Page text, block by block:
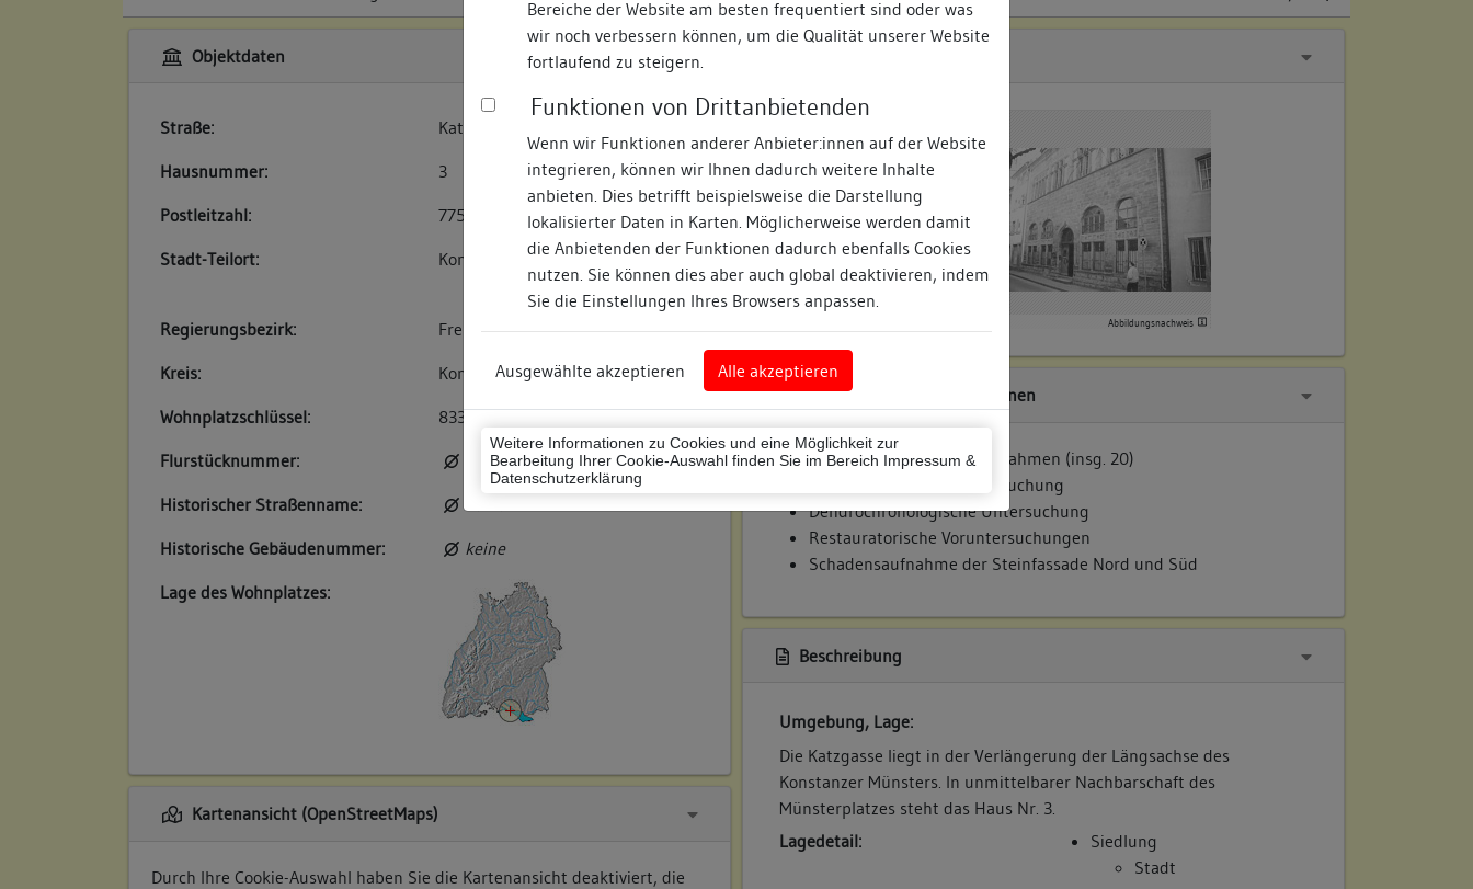
Bereiche der Website am besten frequentiert sind oder was
wir noch verbessern können, um die Qualität unserer Website
fortlaufend zu steigern.
Funktionen von Drittanbietenden
Wenn wir Funktionen anderer Anbieter:innen auf der Website
integrieren, können wir Ihnen dadurch weitere Inhalte
anbieten. Dies betrifft beispielsweise die Darstellung
lokalisierter Daten in Karten. Möglicherweise werden damit
die Anbietenden der Funktionen dadurch ebenfalls Cookies
nutzen. Sie können dies aber auch global deaktivieren, indem
Sie die Einstellungen Ihres Browsers anpassen.
Ausgewählte akzeptieren Alle akzeptieren
Weitere Informationen zu Cookies und eine Möglichkeit zur
Bearbeitung Ihrer Cookie-Auswahl finden Sie im Bereich Impressum &
Datenschutzerklärung
Objektdaten
Straße:
Katzgasse
Hausnummer:
3
Postleitzahl:
7750
Stadt-Teilort:
Konstanz
Regierungsbezirk:
Freiburg
Kreis:
Konstanz (Landkreis)
Wohnplatzschlüssel:
8335043012
Flurstücknummer:
keine
Historischer Straßenname:
keiner
Historische Gebäudenummer:
keine
Lage des Wohnplatzes:
Kartenansicht (OpenStreetMaps)
Durch Ihre Cookie-Auswahl haben Sie die Kartenansicht deaktiviert, die
Abbildungsnachweis
Zugeordnete Dokumentationen
Photogrammetrische Aufnahmen (insg. 20)
Bauhistorische Kurzuntersuchung
Dendrochronologische Untersuchung
Restauratorische Voruntersuchungen
Schadensaufnahme der Steinfassade Nord und Süd
Beschreibung
Umgebung, Lage:
Die Katzgasse liegt in der Verlängerung der Längsachse des
Konstanzer Münsters. In unmittelbarer Nachbarschaft des
Münsterplatzes steht das Haus Nr. 3.
Lagedetail:
Siedlung
Stadt